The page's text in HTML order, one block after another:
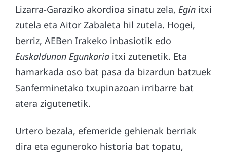
Lizarra-Garaziko akordioa sinatu zela, Egin itxi
zutela eta Aitor Zabaleta hil zutela. Hogei,
berriz, AEBen Irakeko inbasiotik edo
Euskaldunon Egunkaria itxi zutenetik. Eta
hamarkada oso bat pasa da bizardun batzuek
Sanferminetako txupinazoan irribarre bat
atera zigutenetik.
Urtero bezala, efemeride gehienak berriak
dira eta eguneroko historia bat topatu,